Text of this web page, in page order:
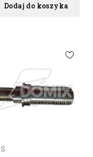
Dodaj do koszyka